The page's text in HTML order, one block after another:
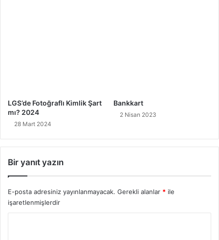
LGS’de Fotoğraflı Kimlik Şart
mı? 2024
28 Mart 2024
Bankkart
2 Nisan 2023
Bir yanıt yazın
E-posta adresiniz yayınlanmayacak. Gerekli alanlar * ile
işaretlenmişlerdir